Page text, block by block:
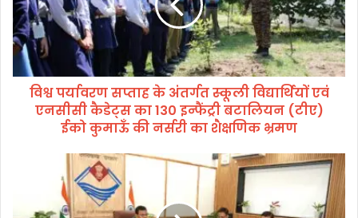
व
र
ण
स
प्ता
विश्व पर्यावरण सप्ताह के अंतर्गत स्कूली विद्यार्थियों एवं
एनसीसी कैडेट्स का 130 इन्फैंट्री बटालियन (टीए)
ईको कुमाऊँ की नर्सरी का शैक्षणिक भ्रमण